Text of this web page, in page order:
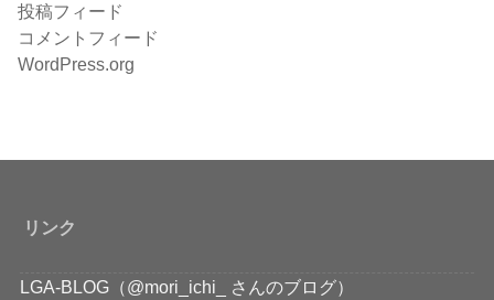
投稿フィード
コメントフィード
WordPress.org
リンク
LGA-BLOG（@mori_ichi_ さんのブログ）